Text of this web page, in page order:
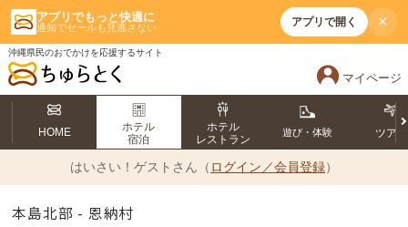
アプリでもっと快適に
通知でセールも見逃さない アプリで開く ×
沖縄県民のおでかけを応援するサイト
マイページ
HOME
ホテル
宿泊
ホテル
レストラン
遊び・体験 ツアー
はいさい！ ゲストさん（ ログイン／会員登録）
本島北部 - 恩納村